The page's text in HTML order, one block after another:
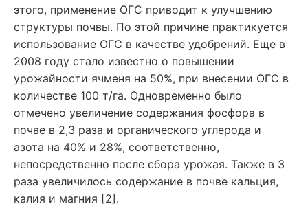
этого, применение ОГС приводит к улучшению
структуры почвы. По этой причине практикуется
использование ОГС в качестве удобрений. Еще в
2008 году стало известно о повышении
урожайности ячменя на 50%, при внесении ОГС в
количестве 100 т/га. Одновременно было
отмечено увеличение содержания фосфора в
почве в 2,3 раза и органического углерода и
азота на 40% и 28%, соответственно,
непосредственно после сбора урожая. Также в 3
раза увеличилось содержание в почве кальция,
калия и магния [2].